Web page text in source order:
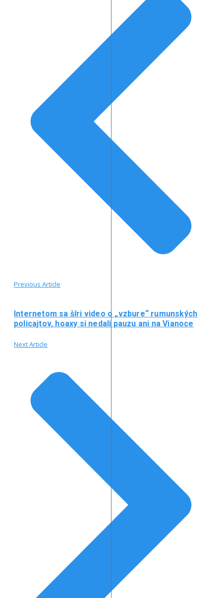
Previous Article
Internetom sa šíri video o „vzbure“ rumunských
policajtov, hoaxy si nedali pauzu ani na Vianoce
Next Article